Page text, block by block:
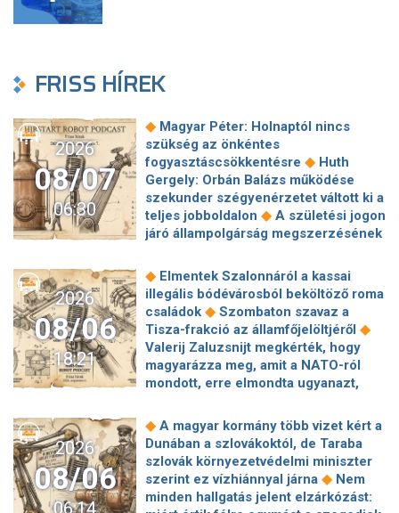
FRISS HÍREK
2026
08/07
06:30
◆ Magyar Péter: Holnaptól nincs
szükség az önkéntes
fogyasztáscsökkentésre ◆ Huth
Gergely: Orbán Balázs működése
szekunder szégyenérzetet váltott ki a
teljes jobboldalon ◆ A születési jogon
járó állampolgárság megszerzésének
Donald Trump
◆ „Kevésen múlt a
katasztrófa” – szintet léphetett az
orosz hibrid hadviselés ◆
Ákos: Vagyonkezelés közérdekből: mi
jön a kekvák után? ◆ Térképen, ahogy
hajnalban elérte Magyarország
határát a hidegfront ◆ A forintot is
megütheti az aszály ◆ Szombaton
államfőjelöltjéről◆Egyre inkább az
agglomerációt választják a főváros
helyett, akik százmilliónál többért
vennének lakást◆Robbanószereket
találtak Budapesten, péntek hajnalban
2026
08/06
18:21
◆ Elmentek Szalonnáról a kassai
illegális bódévárosból beköltöző roma
családok ◆ Szombaton szavaz a
Tisza-frakció az államfőjelöltjéről ◆
Valerij Zaluzsnijt megkérték, hogy
magyarázza meg, amit a NATO-ról
mondott, erre elmondta ugyanazt,
kötött szerződéseket a HM cége a
Lounge Eventtel, a miniszter
feljelentést tett
◆Orbán Anita
megkérte a szlovák kormányt, hogy
segítse a magyar vízellátást ◆ Forró
augusztus: gátja lehet az uniós
2026
08/06
06:14
◆ A magyar kormány több vizet kért a
Dunában a szlovákoktól, de Taraba
szlovák környezetvédelmi miniszter
szerint ez vízhiánnyal járna ◆ Nem
minden hallgatás jelent elzárkózást: